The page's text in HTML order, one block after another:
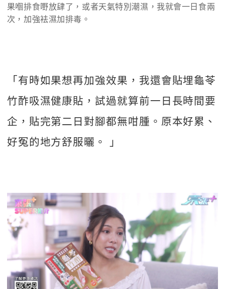
果嗰排食嘢放肆了，或者天氣特別潮濕，我就會一日食兩
次，加強袪濕加排毒。
「有時如果想再加強效果，我還會貼埋龜苓
竹酢吸濕健康貼，試過就算前一日長時間要
企，貼完第二日對腳都無咁腫。原本好累、
好冤的地方舒服曬。 」